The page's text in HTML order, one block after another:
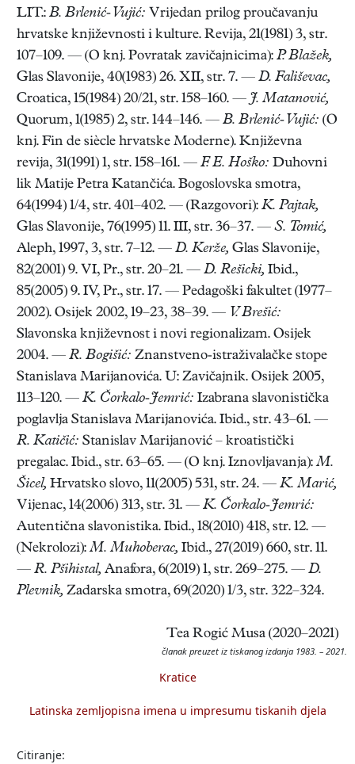
LIT.: B. Brlenić-Vujić: Vrijedan prilog proučavanju
hrvatske književnosti i kulture. Revija, 21(1981) 3, str.
107–109. — (O knj. Povratak zavičajnicima): P. Blažek,
Glas Slavonije, 40(1983) 26. XII, str. 7. — D. Fališevac,
Croatica, 15(1984) 20/21, str. 158–160. — J. Matanović,
Quorum, 1(1985) 2, str. 144–146. — B. Brlenić-Vujić: (O
knj. Fin de siècle hrvatske Moderne). Književna
revija, 31(1991) 1, str. 158–161. — F. E. Hoško: Duhovni
lik Matije Petra Katančića. Bogoslovska smotra,
64(1994) 1/4, str. 401–402. — (Razgovori): K. Pajtak,
Glas Slavonije, 76(1995) 11. III, str. 36–37. — S. Tomić,
Aleph, 1997, 3, str. 7–12. — D. Kerže, Glas Slavonije,
82(2001) 9. VI, Pr., str. 20–21. — D. Rešicki, Ibid.,
85(2005) 9. IV, Pr., str. 17. — Pedagoški fakultet (1977–
2002). Osijek 2002, 19–23, 38–39. — V. Brešić:
Slavonska književnost i novi regionalizam. Osijek
2004. — R. Bogišić: Znanstveno-istraživalačke stope
Stanislava Marijanovića. U: Zavičajnik. Osijek 2005,
113–120. — K. Čorkalo-Jemrić: Izabrana slavonistička
poglavlja Stanislava Marijanovića. Ibid., str. 43–61. —
R. Katičić: Stanislav Marijanović – kroatistički
pregalac. Ibid., str. 63–65. — (O knj. Iznovljavanja):M.
Šicel, Hrvatsko slovo, 11(2005) 531, str. 24. — K. Marić,
Vijenac, 14(2006) 313, str. 31. — K. Čorkalo-Jemrić:
Autentična slavonistika. Ibid., 18(2010) 418, str. 12. —
(Nekrolozi):M. Muhoberac, Ibid., 27(2019) 660, str. 11.
— R. Pšihistal, Anafora, 6(2019) 1, str. 269–275. — D.
Plevnik, Zadarska smotra, 69(2020) 1/3, str. 322–324.
Tea Rogić Musa (2020–2021)
članak preuzet iz tiskanog izdanja 1983. – 2021.
Kratice
Latinska zemljopisna imena u impresumu tiskanih djela
Citiranje: